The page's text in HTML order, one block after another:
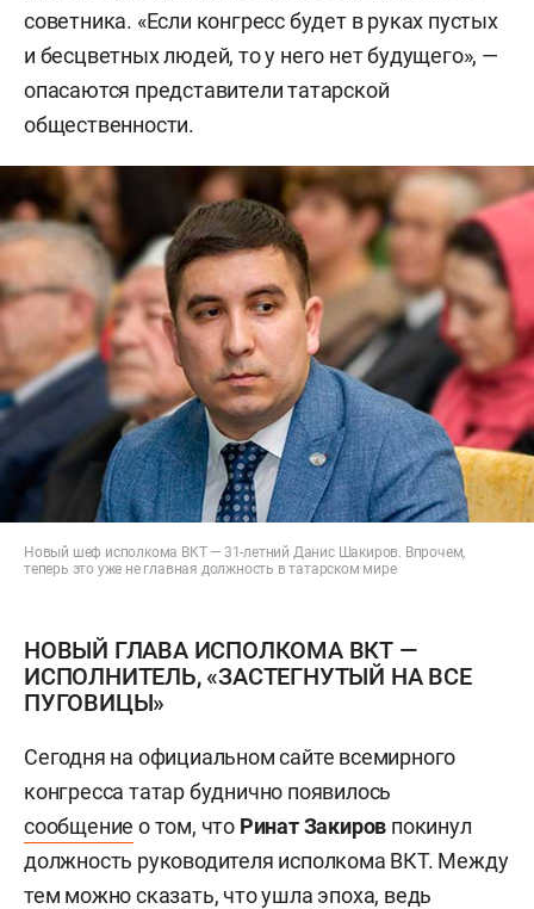
советника. «Если конгресс будет в руках пустых
и бесцветных людей, то у него нет будущего», —
опасаются представители татарской
общественности.
Новый шеф исполкома ВКТ — 31-летний Данис Шакиров. Впрочем,
теперь это уже не главная должность в татарском мире
НОВЫЙ ГЛАВА ИСПОЛКОМА ВКТ —
ИСПОЛНИТЕЛЬ, «ЗАСТЕГНУТЫЙ НА ВСЕ
ПУГОВИЦЫ»
Сегодня на официальном сайте всемирного
конгресса татар буднично появилось
сообщение о том, что Ринат Закиров покинул
должность руководителя исполкома ВКТ. Между
тем можно сказать, что ушла эпоха, ведь